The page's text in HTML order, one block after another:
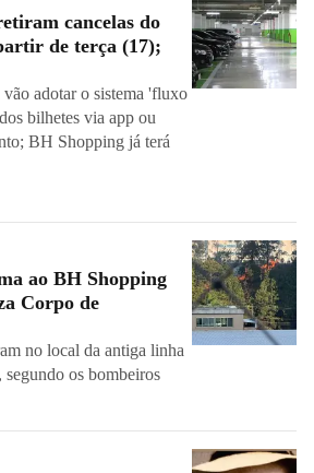
cancelas do
de terça (17);
adotar o sistema 'fluxo
bilhetes via app ou
BH Shopping já terá
ao BH Shopping
Corpo de
no local da antiga linha
os bombeiros